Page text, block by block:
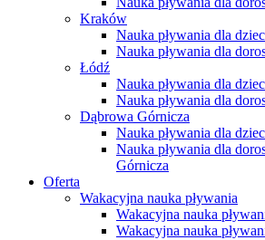
Kraków
Nauka pływania dla
Nauka pływania dla
Łódź
Nauka pływania dla
Nauka pływania dla
Dąbrowa Górnicza
Nauka pływania dla
Nauka pływania dla
Górnicza
Oferta
Wakacyjna nauka pływania
Wakacyjna nauka
Wakacyjna nauka